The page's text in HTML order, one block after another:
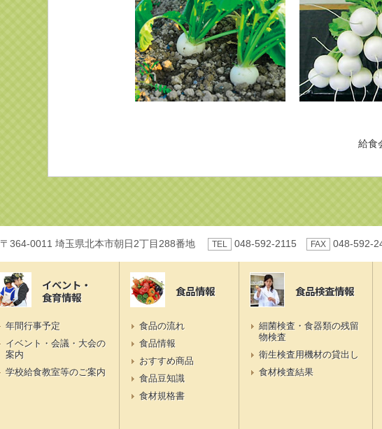
給食
〒364-0011 埼玉県北本市朝日2丁目288番地 TEL 048-592-2115 FAX 048-592-
イベント・
食育情報
年間行事予定
イベント・会議・大会の
案内
学校給食教室等のご案内
食品情報
食品の流れ
食品情報
おすすめ商品
食品豆知識
食材規格書
食品検査情報
細菌検査・食器類の残留
物検査
衛生検査用機材の貸出し
食材検査結果